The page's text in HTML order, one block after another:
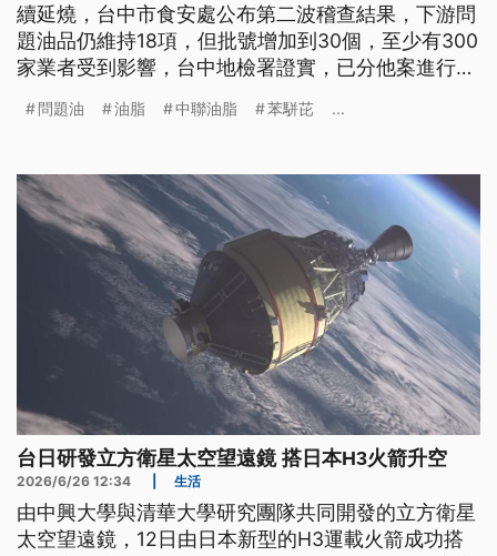
續延燒，台中市食安處公布第二波稽查結果，下游問
題油品仍維持18項，但批號增加到30個，至少有300
家業者受到影響，台中地檢署證實，已分他案進行偵
鏈。
問題油 油脂 中聯油脂 苯駢芘 ...
台日研發立方衛星太空望遠鏡 搭日本H3火箭升空
2026/6/26 12:34 生活
由中興大學與清華大學研究團隊共同開發的立方衛星
太空望遠鏡，12日由日本新型的H3運載火箭成功搭